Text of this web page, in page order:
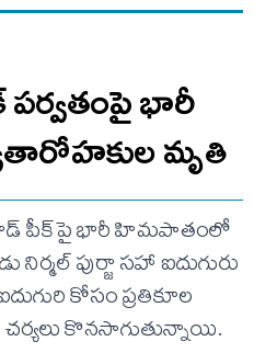
పర్వతంపై భారీ
మృతి
పీక్‌పై భారీ హిమపాతంలో
పుర్జా సహా ఐదుగురు
కోసం ప్రతికూల
కొనసాగుతున్నాయి.